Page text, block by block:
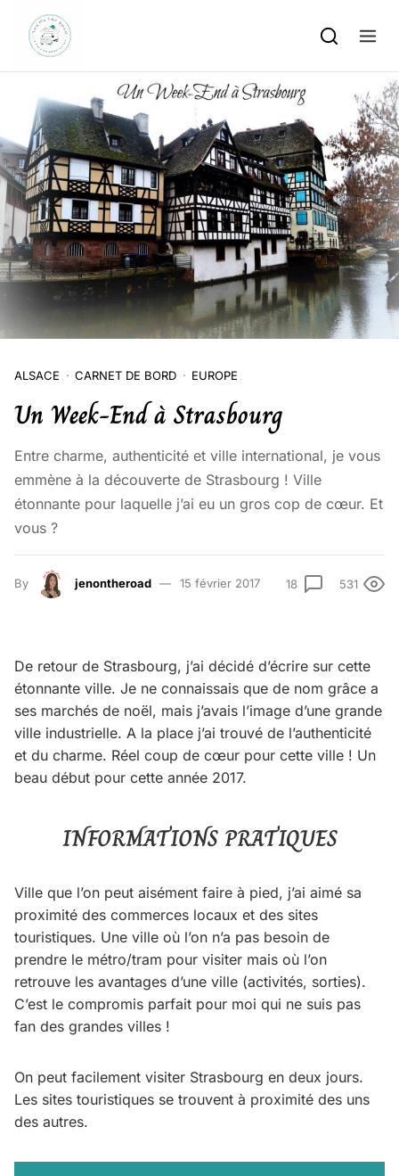
Skip to content
ALSACE CARNET DE BORD EUROPE
Un Week-End à Strasbourg
Entre charme, authenticité et ville international, je vous
emmène à la découverte de Strasbourg ! Ville
étonnante pour laquelle j’ai eu un gros cop de cœur. Et
vous ?
By jenontheroad 15 février 2017 18 531
De retour de Strasbourg, j’ai décidé d’écrire sur cette
étonnante ville. Je ne connaissais que de nom grâce a
ses marchés de noël, mais j’avais l’image d’une grande
ville industrielle. A la place j’ai trouvé de l’authenticité
et du charme. Réel coup de cœur pour cette ville ! Un
beau début pour cette année 2017.
INFORMATIONS PRATIQUES
Ville que l’on peut aisément faire à pied, j’ai aimé sa
proximité des commerces locaux et des sites
touristiques. Une ville où l’on n’a pas besoin de
prendre le métro/tram pour visiter mais où l’on
retrouve les avantages d’une ville (activités, sorties).
C’est le compromis parfait pour moi qui ne suis pas
fan des grandes villes !
On peut facilement visiter Strasbourg en deux jours.
Les sites touristiques se trouvent à proximité des uns
des autres.